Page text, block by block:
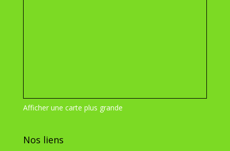
Afficher une carte plus grande
Nos liens